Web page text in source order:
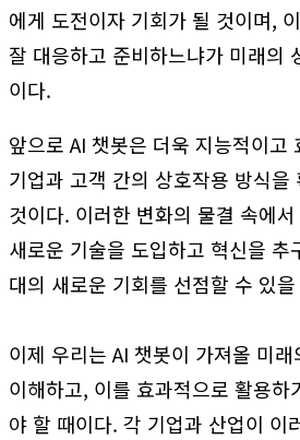
에게 도전이자 기회가 될 것이며,
잘 대응하고 준비하느냐가 미래의
이다.
앞으로 AI 챗봇은 더욱 지능적이고
기업과 고객 간의 상호작용 방식을
것이다. 이러한 변화의 물결 속에
새로운 기술을 도입하고 혁신을 추
대의 새로운 기회를 선점할 수 있
이제 우리는 AI 챗봇이 가져올 미
이해하고, 이를 효과적으로 활용하
야 할 때이다. 각 기업과 산업이 이